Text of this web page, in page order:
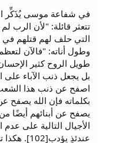
في شفاعة موسى يُذَكِّر
تتعثر قائلة: "لأن الرب
وطول أناته: "فالآن
طويل الروح كثير
بل يجعل ذنب الآباء على
بكلماته فإن الله يصفح
يصفح عن أبنائهم أيضًا
الأجيال التالية على
عندئذٍ